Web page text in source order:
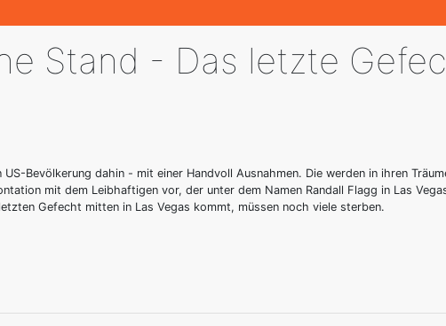
Stand - Das letzte
Bevölkerung dahin - mit einer Handvoll Ausnahmen. Die werden in ihren
mit dem Leibhaftigen vor, der unter dem Namen Randall Flagg in Las
Gefecht mitten in Las Vegas kommt, müssen noch viele sterben.